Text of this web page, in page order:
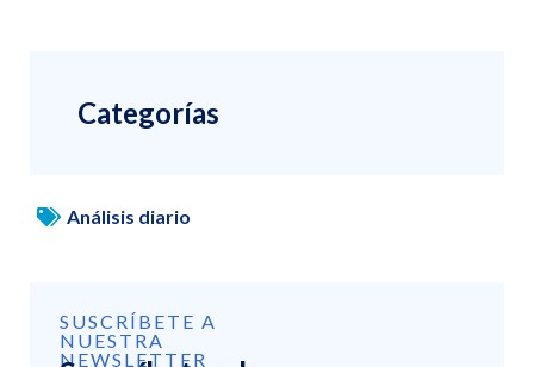
Categorías
Análisis diario
SUSCRÍBETE A
NUESTRA
NEWSLETTER